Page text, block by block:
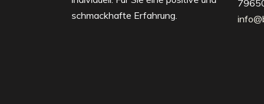
schmackhafte Erfahrung.